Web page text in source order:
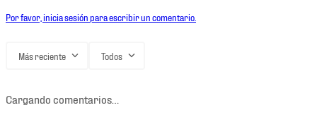
Por favor, inicia sesión para escribir un comentario.
Más reciente Todos
Cargando comentarios…